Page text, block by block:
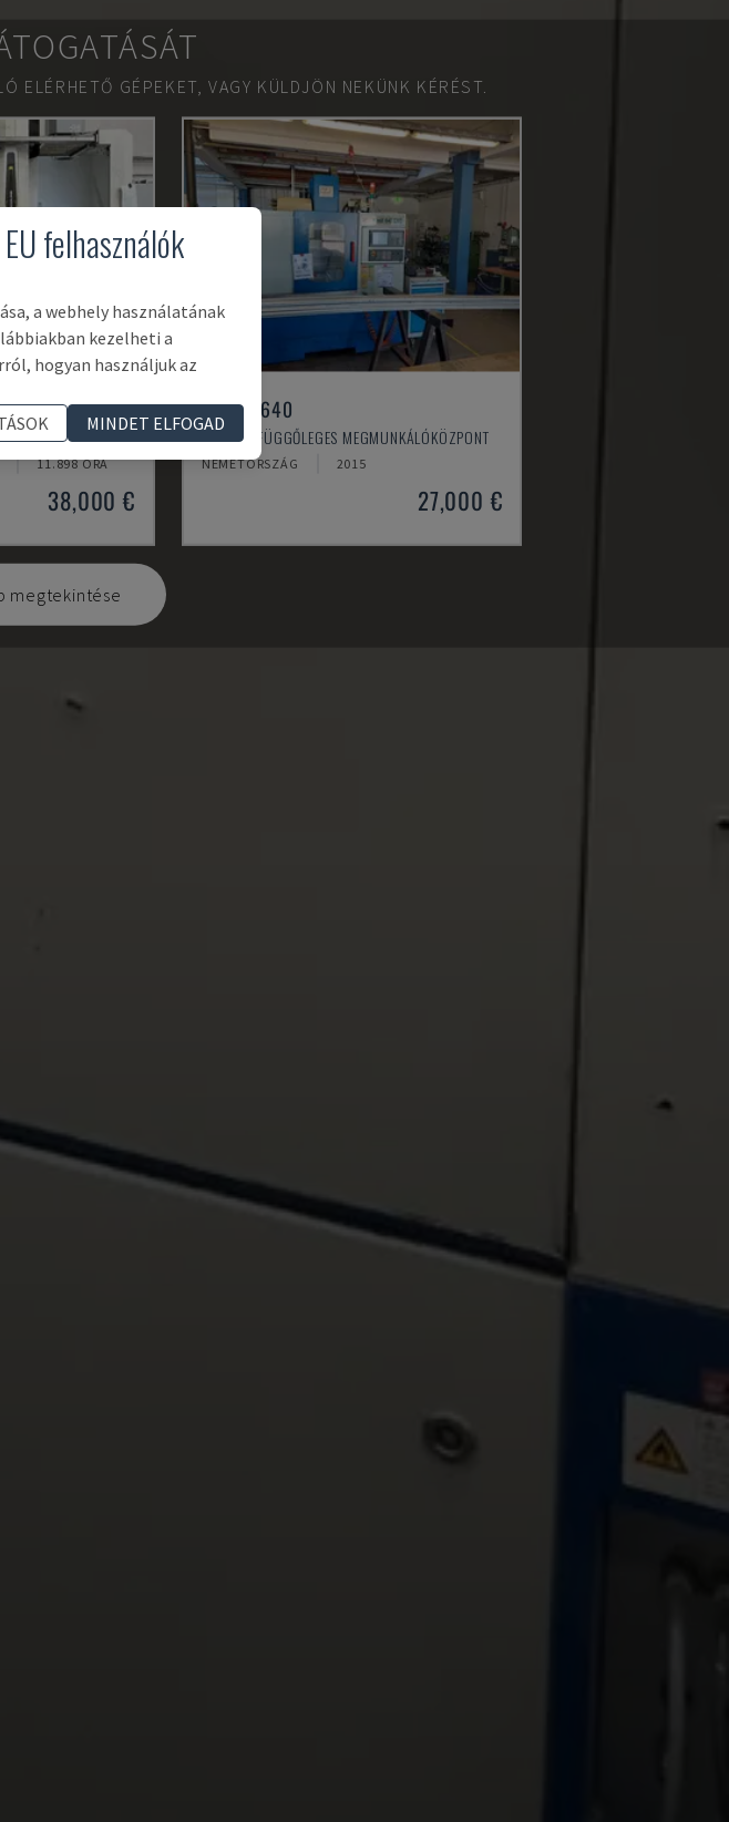
ELÉRHETŐ GÉPEKET, VAGY KÜLDJÖN NEKÜNK KÉRÉST.
11.898 ÓRA
38,000 €
X-MILL 640
KNUTH - FÜGGŐLEGES MEGMUNKÁLÓKÖZPONT
NÉMETORSZÁG 2015
27,000 €
megtekintése
felhasználók
a webhely használatának
kezelheti a
hogyan használjuk az
MINDET ELFOGAD